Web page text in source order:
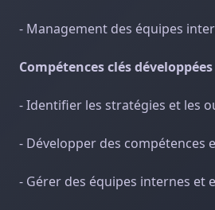
- Management des équipes
Compétences clés développées
- Identifier les stratégies et les
- Développer des
- Gérer des équipes internes et